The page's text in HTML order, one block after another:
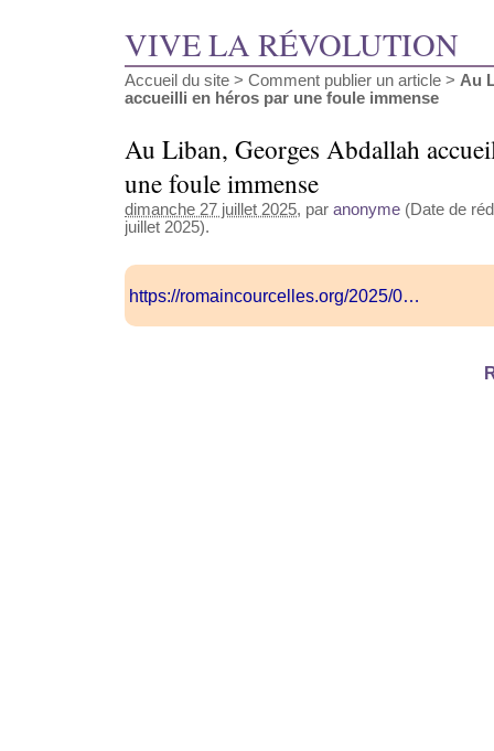
VIVE LA RÉVOLUTION
Accueil du site > Comment publier un article > Au
accueilli en héros par une foule immense
Au Liban, Georges Abdallah
une foule immense
dimanche 27 juillet 2025, par anonyme (Date de
juillet 2025).
https://romaincourcelles.org/2025/0…